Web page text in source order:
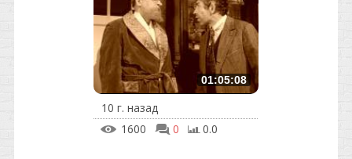
01:05:08
10 г. назад
1600
0 0.0